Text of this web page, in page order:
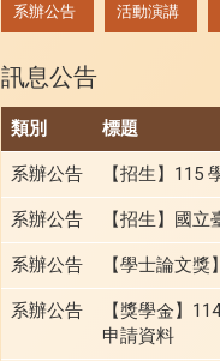
系辦公告 活動演講
訊息公告
類別 標題
系辦公告 【招生】115
系辦公告 【招生】國
系辦公告 【學士論文
系辦公告
【獎學金】
申請資料